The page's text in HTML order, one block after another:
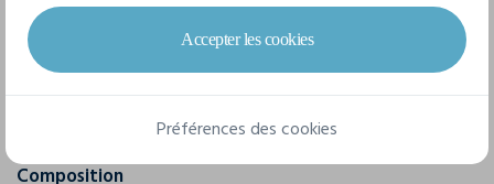
Marque
Craft
Référence
Composition
Accepter les cookies
Préférences des cookies